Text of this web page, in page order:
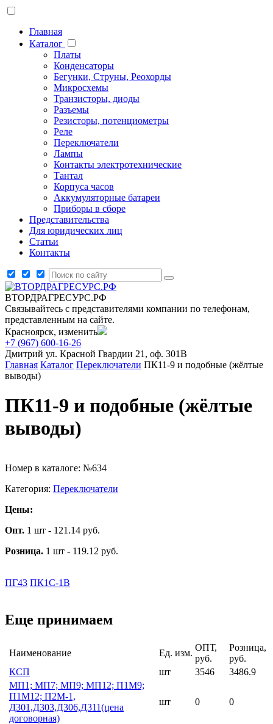
Главная
Каталог
Платы
Конденсаторы
Бегунки, Струны, Реохорды
Микросхемы
Транзисторы, диоды
Разъемы
Резисторы, потенциометры
Реле
Переключатели
Лампы
Контакты электротехнические
Тантал
Корпуса часов
Аккумуляторные батареи
Приборы в сборе
Представительства
Для юридических лиц
Статьи
Контакты
ВТОРДРАГРЕСУРС.РФ
Связывайтесь с представителями компании по телефонам,
представленным на сайте.
Красноярск, изменить
+7 (967) 600-16-26
Дмитрий ул. Красной Гвардии 21, оф. 301В
Главная Каталог Переключатели ПК11-9 и подобные (жёлтые
выводы)
ПК11-9 и подобные (жёлтые
выводы)
Номер в каталоге: №634
Категория: Переключатели
Цены:
Опт. 1 шт - 121.14 руб.
Розница. 1 шт - 119.12 руб.
ПГ43 ПК1С-1В
Еще принимаем
Наименование Ед. изм.
ОПТ,
руб.
Розница,
руб.
КСП
шт 3546
3486.9
МП1; МП7; МП9; МП12; П1М9;
П1М12; П2М-1,
Д301,Д303,Д306,Д311(цена
договорная)
шт 0 0